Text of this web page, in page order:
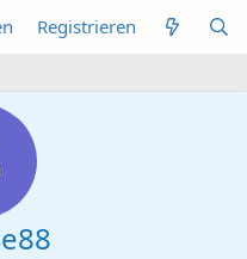
Registrieren